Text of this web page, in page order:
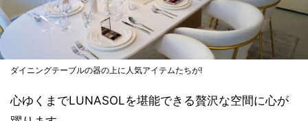
ダイニングテーブルの器の上に人気アイテムたちが!
心ゆくまでLUNASOLを堪能できる贅沢な空間に心が